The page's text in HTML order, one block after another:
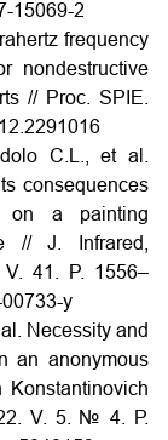
15069-2
frequency
nondestructive
// Proc. SPIE.
C.L., et al.
consequences
on a painting
// J. Infrared,
V. 41. P. 1556–
y
Necessity and
an anonymous
V. 5. № 4. Р.